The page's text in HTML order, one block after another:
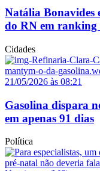
Natália Bonavides
do RN em ranking
Cidades
21/05/2026 às 08:21
Gasolina dispara
em apenas 91 dias
Política